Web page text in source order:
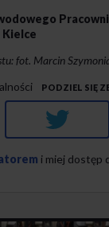
Kielce
fot. Marcin
PODZIEL SIĘ
Twitter
i miej dostęp